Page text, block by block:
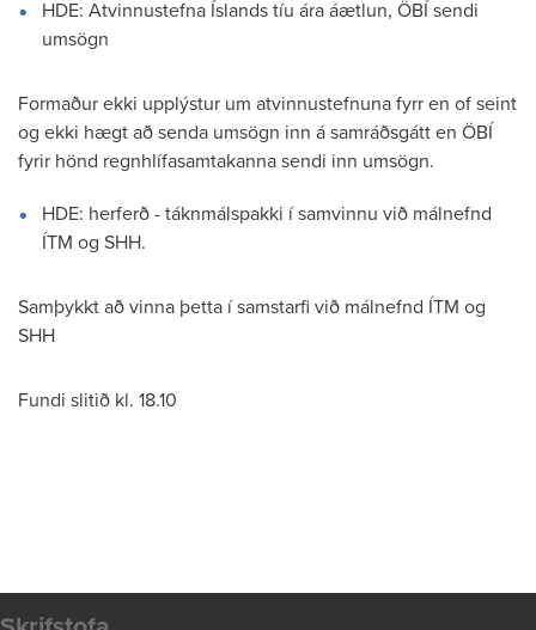
HDE: Atvinnustefna Íslands tíu ára áætlun, ÖBÍ sendi
umsögn
Formaður ekki upplýstur um atvinnustefnuna fyrr en of seint
og ekki hægt að senda umsögn inn á samráðsgátt en ÖBÍ
fyrir hönd regnhlífasamtakanna sendi inn umsögn.
HDE: herferð - táknmálspakki í samvinnu við málnefnd
ÍTM og SHH.
Samþykkt að vinna þetta í samstarfi við málnefnd ÍTM og
SHH
Fundi slitið kl. 18.10